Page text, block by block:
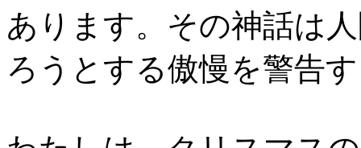
あります。その神話は
ろうとする傲慢を警告